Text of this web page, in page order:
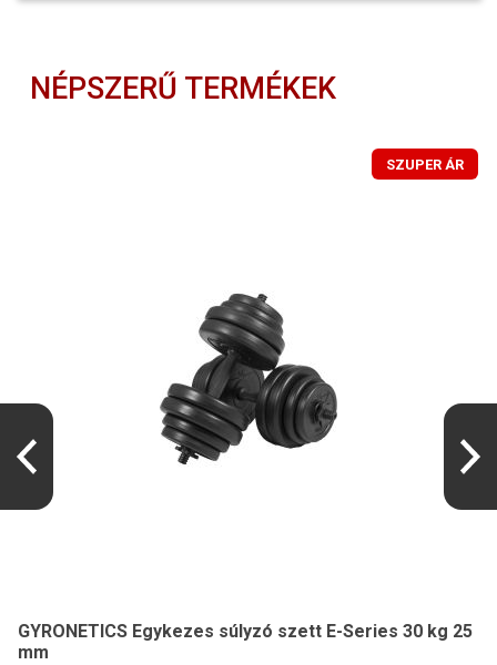
NÉPSZERŰ TERMÉKEK
SZUPER ÁR
GYRONETICS Egykezes súlyzó szett E-Series 30 kg 25
mm